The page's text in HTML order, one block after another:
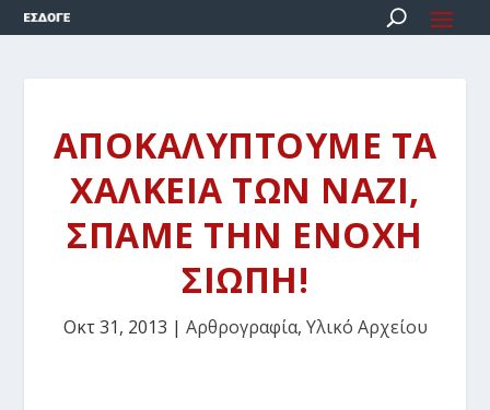
ΑΠΟΚΑΛΥΠΤΟΥΜΕ ΤΑ
ΧΑΛΚΕΙΑ ΤΩΝ ΝΑΖΙ,
ΣΠΑΜΕ ΤΗΝ ΕΝΟΧΗ
ΣΙΩΠΗ!
Οκτ 31, 2013 | Αρθρογραφία, Υλικό Αρχείου